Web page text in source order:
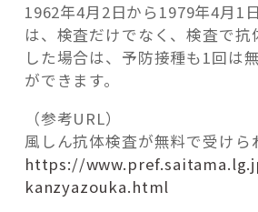
1962年4月2日から1979年4月1
は、検査だけでなく、検査で抗
した場合は、予防接種も1回は
ができます。
（参考URL）
風しん抗体検査が無料で受けら
https://
kanzyazouka.html